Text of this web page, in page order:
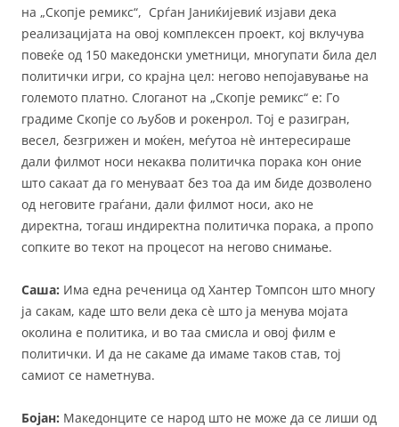
на „Скопје ремикс“, Срѓан Јаниќијевиќ изјави дека
реализацијата на овој комплексен проект, кој вклучува
повеќе од 150 македонски уметници, многупати била дел
политички игри, со крајна цел: негово непојавување на
големото платно. Слоганот на „Скопје ремикс“ e: Го
градиме Скопје со љубов и рокенрол. Тој е разигран,
весел, безгрижен и моќен, меѓутоа нè интересираше
дали филмот носи некаква политичка порака кон оние
што сакаат да го менуваат без тоа да им биде дозволено
од неговите граѓани, дали филмот носи, ако не
директна, тогаш индиректна политичка порака, а пропо
сопките во текот на процесот на негово снимање.
Саша: Има една реченица од Хантер Томпсон што многу
ја сакам, каде што вели дека сè што ја менува мојата
околина е политика, и во таа смисла и овој филм е
политички. И да не сакаме да имаме таков став, тој
самиот се наметнува.
Бојан: Македонците се народ што не може да се лиши од